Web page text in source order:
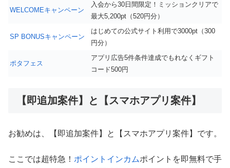
WELCOMEキャンペーン
入会から30日間限定！ミッションクリアで
最大5,200pt（520円分）
SP BONUSキャンペーン
はじめての公式サイト利用で3000pt（300
円分）
ポタフェス
アプリ広告5件条件達成でもれなくギフト
コード500円
【即追加案件】と【スマホアプリ案件】
お勧めは、【即追加案件】と【スマホアプリ案件】です。
ここでは超特急！ ポイントインカムポイントを即無料で手